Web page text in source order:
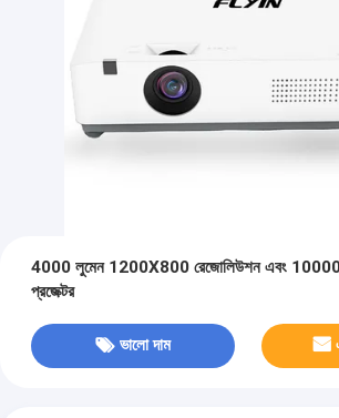
4000 লুমেন 1200X800 রেজোলিউশন এবং 10000
প্রজেক্টর
ভালো দাম